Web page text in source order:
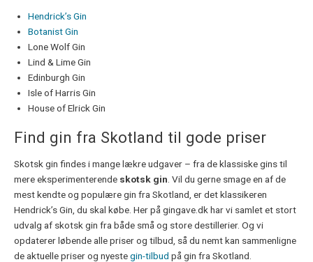
Hendrick’s Gin
Botanist Gin
Lone Wolf Gin
Lind & Lime Gin
Edinburgh Gin
Isle of Harris Gin
House of Elrick Gin
Find gin fra Skotland til gode priser
Skotsk gin findes i mange lækre udgaver – fra de klassiske gins til
mere eksperimenterende skotsk gin . Vil du gerne smage en af de
mest kendte og populære gin fra Skotland, er det klassikeren
Hendrick’s Gin, du skal købe. Her på gingave.dk har vi samlet et stort
udvalg af skotsk gin fra både små og store destillerier. Og vi
opdaterer løbende alle priser og tilbud, så du nemt kan sammenligne
de aktuelle priser og nyestegin-tilbud på gin fra Skotland.